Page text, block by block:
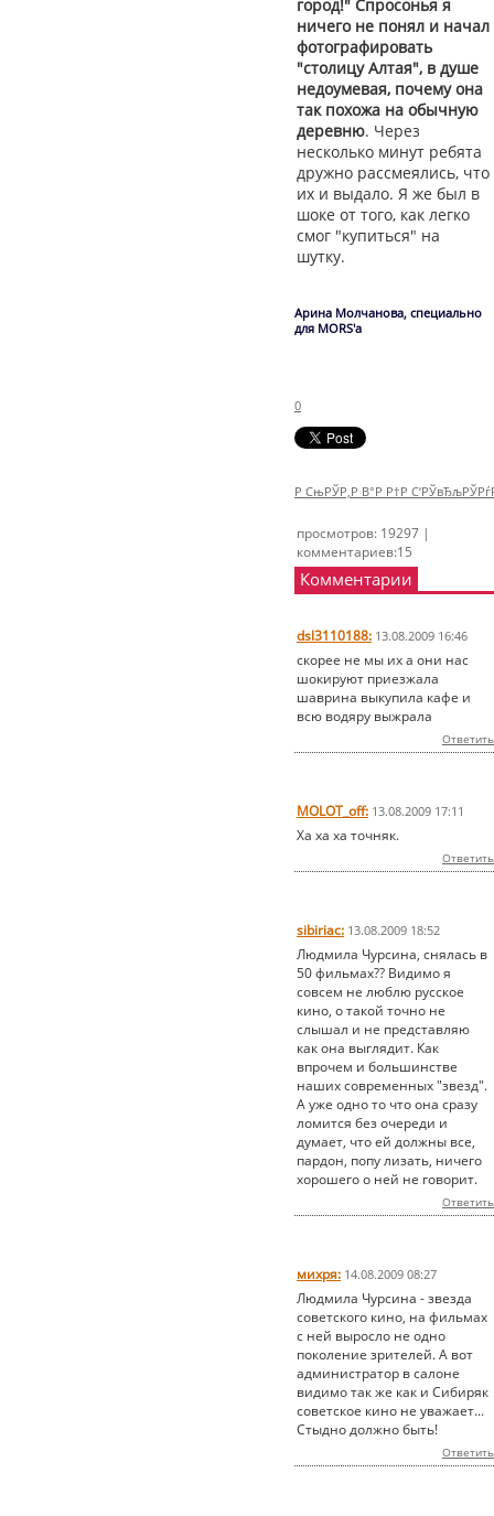
город!" Спросонья я
ничего не понял и начал
фотографировать
"столицу Алтая", в душе
недоумевая, почему она
так похожа на обычную
деревню. Через
несколько минут ребята
дружно рассмеялись, что
их и выдало. Я же был в
шоке от того, как легко
смог "купиться" на
шутку.
Арина Молчанова, специально
для MORS'а
0
Р СњРЎР‚Р В°Р Р†Р
просмотров: 19297 |
комментариев:15
Комментарии
dsl3110188: 13.08.2009 16:46
скорее не мы их а они нас
шокируют приезжала
шаврина выкупила кафе и
всю водяру выжрала
Ответить
MOLOT_off: 13.08.2009 17:11
Ха ха ха точняк.
Ответить
sibiriac: 13.08.2009 18:52
Людмила Чурсина, снялась в
50 фильмах?? Видимо я
совсем не люблю русское
кино, о такой точно не
слышал и не представляю
как она выглядит. Как
впрочем и большинстве
наших современных "звезд".
А уже одно то что она сразу
ломится без очереди и
думает, что ей должны все,
пардон, попу лизать, ничего
хорошего о ней не говорит.
Ответить
михря: 14.08.2009 08:27
Людмила Чурсина - звезда
советского кино, на фильмах
с ней выросло не одно
поколение зрителей. А вот
администратор в салоне
видимо так же как и Сибиряк
советское кино не уважает...
Стыдно должно быть!
Ответить